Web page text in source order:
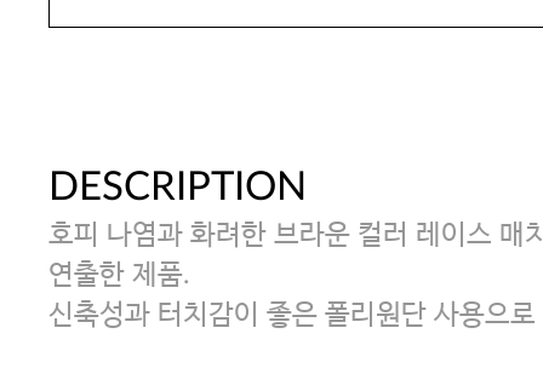
DESCRIPTION
호피 나염과 화려한 브라운 컬러 레이스 매
연출한 제품.
신축성과 터치감이 좋은 폴리원단 사용으